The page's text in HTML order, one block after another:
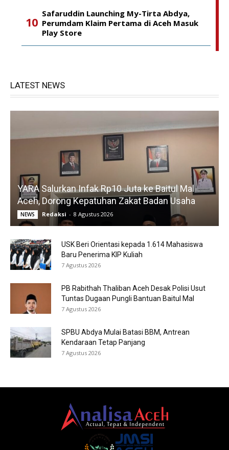
Safaruddin Launching My-Tirta Abdya,
Perumdam Klaim Pertama di Aceh Masuk
Play Store
LATEST NEWS
YARA Salurkan Infak Rp10 Juta ke Baitul Mal
Aceh, Dorong Kepatuhan Zakat Badan Usaha
NEWS Redaksi - 8 Agustus 2026
USK Beri Orientasi kepada 1.614 Mahasiswa
Baru Penerima KIP Kuliah
7 Agustus 2026
PB Rabithah Thaliban Aceh Desak Polisi Usut
Tuntas Dugaan Pungli Bantuan Baitul Mal
7 Agustus 2026
SPBU Abdya Mulai Batasi BBM, Antrean
Kendaraan Tetap Panjang
7 Agustus 2026